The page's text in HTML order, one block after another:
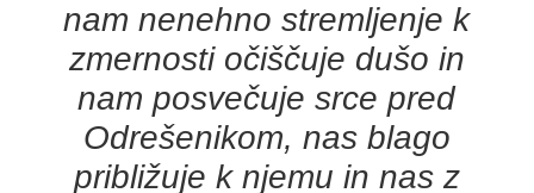
nam nenehno stremljenje k
zmernosti očiščuje dušo in
nam posvečuje srce pred
Odrešenikom, nas blago
približuje k njemu in nas z